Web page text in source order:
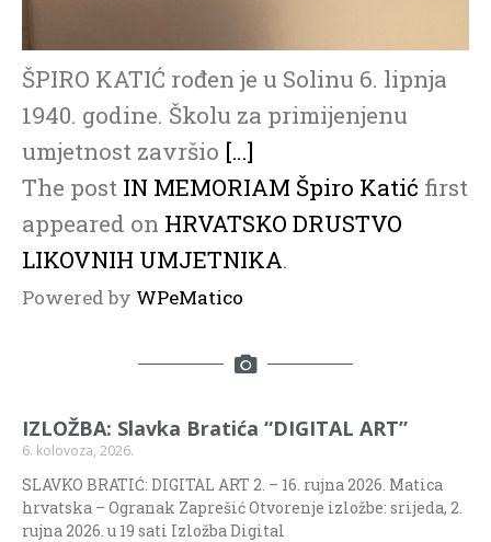
ŠPIRO KATIĆ rođen je u Solinu 6. lipnja
1940. godine. Školu za primijenjenu
umjetnost završio […]
The post IN MEMORIAM Špiro Katić first
appeared on HRVATSKO DRUSTVO
LIKOVNIH UMJETNIKA.
Powered by WPeMatico
IZLOŽBA: Slavka Bratića “DIGITAL ART”
6. kolovoza, 2026.
SLAVKO BRATIĆ: DIGITAL ART 2. – 16. rujna 2026. Matica
hrvatska – Ogranak Zaprešić Otvorenje izložbe: srijeda, 2.
rujna 2026. u 19 sati Izložba Digital